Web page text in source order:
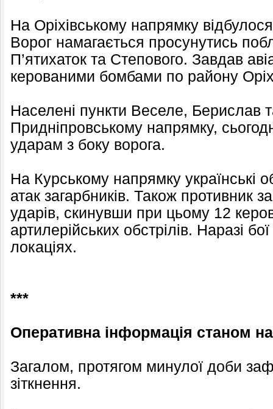
На Оріхівському напрямку
Ворог намагається просунутись
П’ятихаток та Степового. Завдав
керованими бомбами по району
Населені пункти Веселе, Берислав
Придніпровському напрямку,
ударам з боку ворога.
На Курському напрямку українські
атак загарбників. Також противник
ударів, скинувши при цьому 12
артилерійських обстрілів. Наразі
локаціях.
***
Оперативна інформація станом
Загалом, протягом минулої доби
зіткнення.